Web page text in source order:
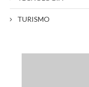
TURISMO